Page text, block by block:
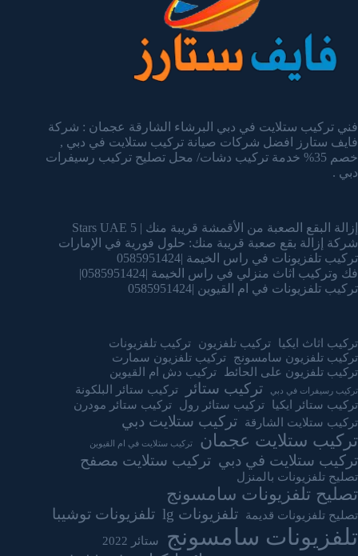
فني تركيب ستلايت في دبي البرشاء الشارقة عجمان : شركة
فايف ستارز افضل شركات صيانة تركيب ستلايت في دبي ,
خصم 35% خدمة تركيب دشات/ محل تصليح تركيب رسيفرات
دبي .
إزالة البقع الصعبة من الأقمشة قريبة منك | 5 Stars UAE
شركة إزالة بقع صعبة قريبة منك: حلول فورية في الإمارات
تركيب تلفزيونات في راس الخيمة |0585951424
فك وتركيب اثاث منزلي في راس الخيمة |0585951424|
تركيب تلفزيونات في ام القيوين |0585951424
تركيب اثاث ايكيا تركيب تلفزيون
تركيب تلفزيونات
تركيب تلفزيون سامسونج
تركيب تلفزيون سمارت
تركيب تلفزيون على الحائط
تركيب دش ام القيوين
تركيب رسيفرات في دبي تركيب ستائر
تركيب ستائر البلكونة
تركيب ستائر ايكيا
تركيب ستائر رول
تركيب ستائر مودرن
تركيب ستلايت الشارقة
تركيب ستلايت دبي
تركيب ستلايت عجمان تركيب ستلايت في ام القيوين
تركيب ستلايت في دبي تركيب ستلايت مصفح
تصليح تلفزيونات بالمنزل
تصليح تلفزيونات سامسونج
تصليح تلفزيونات قديمة تلفزيونات lg تلفزيونات توشيبا
تلفزيونات سامسونج ستائر 2022